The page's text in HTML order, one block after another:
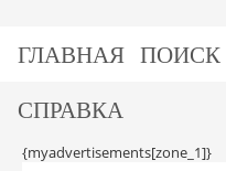
ГЛАВНАЯ ПОИСК
СПРАВКА
{myadvertisements[zone_1]}